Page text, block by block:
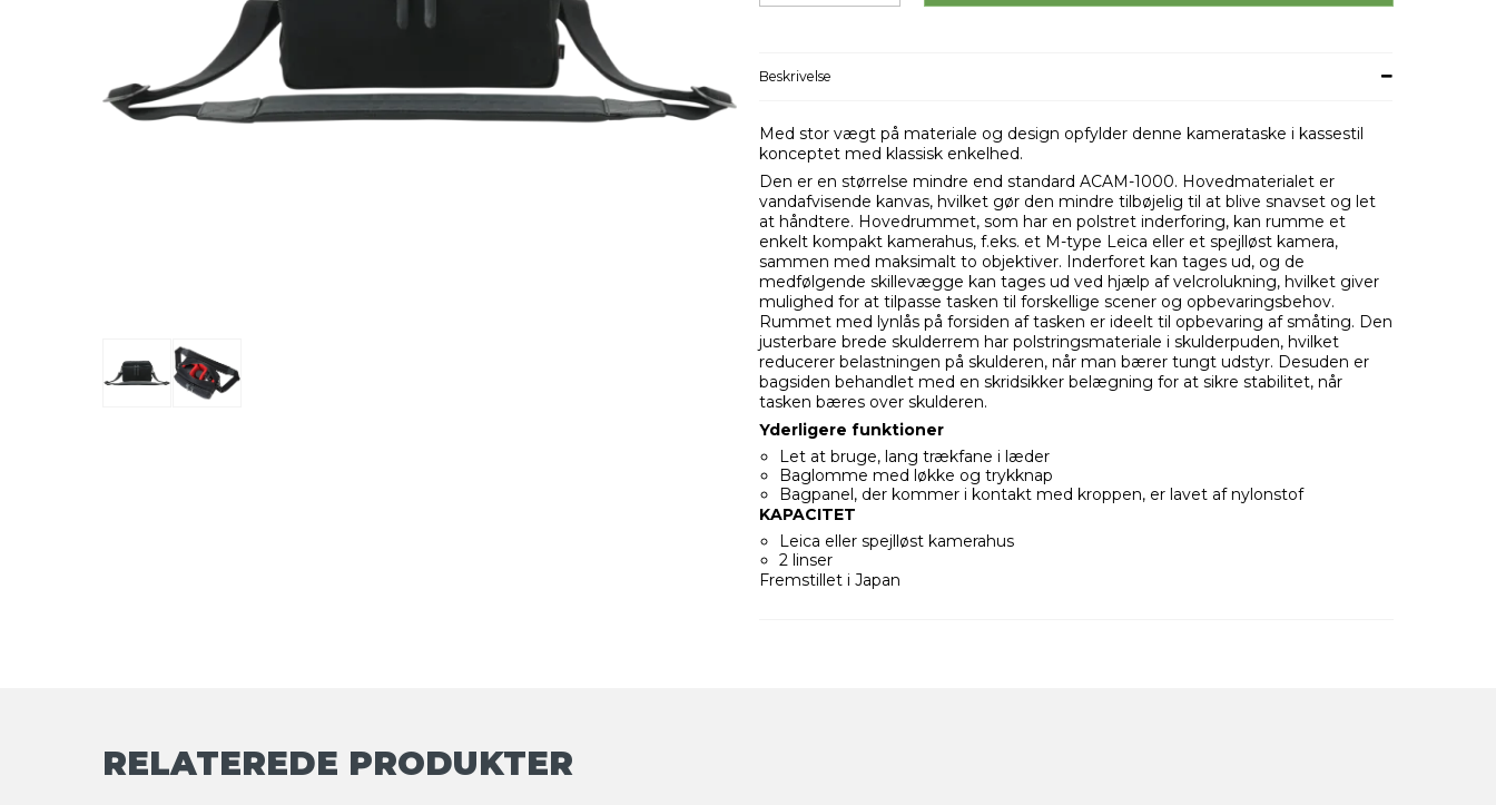
Beskrivelse
Med stor vægt på materiale og design opfylder denne kamerataske i kassestil
konceptet med klassisk enkelhed.
Den er en størrelse mindre end standard ACAM-1000. Hovedmaterialet er
vandafvisende kanvas, hvilket gør den mindre tilbøjelig til at blive snavset og let
at håndtere. Hovedrummet, som har en polstret inderforing, kan rumme et
enkelt kompakt kamerahus, f.eks. et M-type Leica eller et spejlløst kamera,
sammen med maksimalt to objektiver. Inderforet kan tages ud, og de
medfølgende skillevægge kan tages ud ved hjælp af velcrolukning, hvilket giver
mulighed for at tilpasse tasken til forskellige scener og opbevaringsbehov.
Rummet med lynlås på forsiden af tasken er ideelt til opbevaring af småting. Den
justerbare brede skulderrem har polstringsmateriale i skulderpuden, hvilket
reducerer belastningen på skulderen, når man bærer tungt udstyr. Desuden er
bagsiden behandlet med en skridsikker belægning for at sikre stabilitet, når
tasken bæres over skulderen.
Yderligere funktioner
Let at bruge, lang trækfane i læder
Baglomme med løkke og trykknap
Bagpanel, der kommer i kontakt med kroppen, er lavet af nylonstof
KAPACITET
Leica eller spejlløst kamerahus
2 linser
Fremstillet i Japan
RELATEREDE PRODUKTER